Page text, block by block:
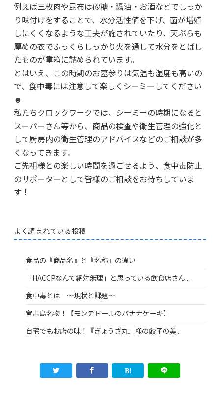
例えば三枚肉や昆布は砂糖・醤油・お酒などでしっか
り味付けをすることで、水分活性値を下げ、菌が増殖
しにくくなるような工夫が施されていたり、天ぷらも
厚めの衣でふっくらしっかり火を通して水分をとばし
たものが重箱に詰められています。
とはいえ、この時期のお墓参りは気温も湿度も高いの
で、食中毒には注意して楽しくシーミーしてください
☻
私たちクロックワークでは、シーミーの時期になると
スーパーさん等から、商品の検査や衛生管理の強化と
して厨房内の衛生管理のアドバイスなどのご相談が多
くなってきます。
ご先祖様との楽しい時間を過ごせるよう、食中毒防止
のサポーターとして皆様のご相談をお待ちしていま
す！
よく読まれている投稿
食品の『商品名』と『名称』の違い
「HACCPなんて絶対無理」と思っている飲食店さん...
食中毒とは ～現状と課題～
宮古島名物！【モンテドールのバナナケーキ】
自宅でもお店の味！『ぎょうざ丸』様の餃子の美...